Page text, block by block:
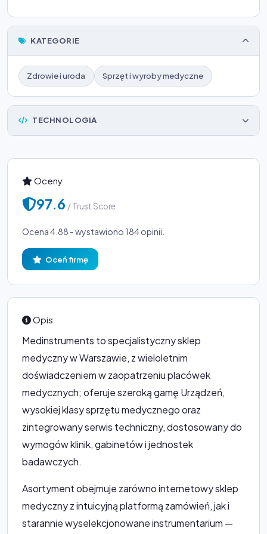
KATEGORIE
Zdrowie i uroda Sprzęt i wyroby medyczne
TECHNOLOGIA
Oceny
97.6 / Trust Score
Ocena 4.88 - wystawiono 184 opinii.
Oceń firmę
Opis
Medinstruments to specjalistyczny sklep
medyczny w Warszawie, z wieloletnim
doświadczeniem w zaopatrzeniu placówek
medycznych; oferuje szeroką gamę Urządzeń,
wysokiej klasy sprzętu medycznego oraz
zintegrowany serwis techniczny, dostosowany do
wymogów klinik, gabinetów i jednostek
badawczych.
Asortyment obejmuje zarówno internetowy sklep
medyczny z intuicyjną platformą zamówień, jak i
starannie wyselekcjonowane instrumentarium —